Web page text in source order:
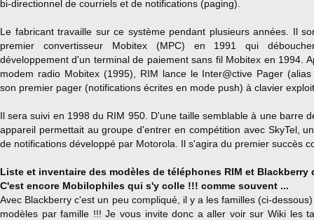
bi-directionnel de courriels et de notifications (paging).
Le fabricant travaille sur ce système pendant plusieurs années. Il
premier convertisseur Mobitex (MPC) en 1991 qui
développement d'un terminal de paiement sans fil Mobitex en 1994.
modem radio Mobitex (1995), RIM lance le Inter@ctive Pager
son premier pager (notifications écrites en mode push) à clavier
Il sera suivi en 1998 du RIM 950. D'une taille semblable à une barre
appareil permettait au groupe d'entrer en compétition avec SkyTel,
de notifications développé par Motorola. Il s'agira du premier succès
Liste et inventaire des modèles de téléphones RIM et Blackberry
C'est encore Mobilophiles qui s'y colle !!! comme souvent ...
Avec Blackberry c'est un peu compliqué, il y a les familles (ci-
modèles par famille !!! Je vous invite donc a aller voir sur Wiki les